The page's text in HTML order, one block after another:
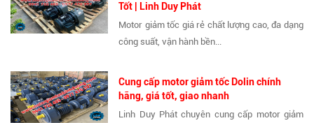
Tốt | Linh Duy Phát
Motor giảm tốc giá rẻ chất lượng cao, đa dạng
công suất, vận hành bền...
Cung cấp motor giảm tốc Dolin chính
hãng, giá tốt, giao nhanh
Linh Duy Phát chuyên cung cấp motor giảm